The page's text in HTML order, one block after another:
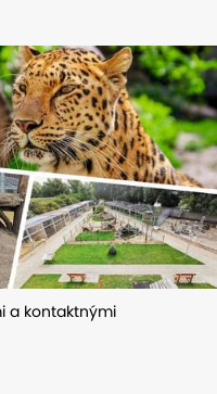
a kontaktnými